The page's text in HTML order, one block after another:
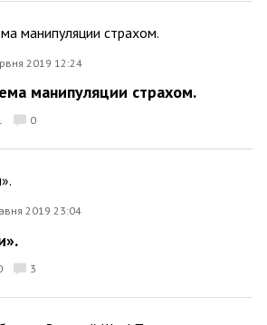
2019 12:24
манипуляции страхом.
0
2019 23:04
3